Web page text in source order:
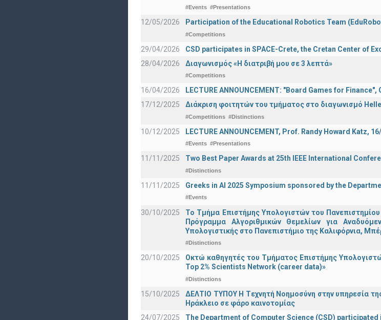
#Events #Presentations
12/05/2026 Participation of the Educational Robotics Team
#Competitions
29/04/2026
CSD participates in SPACE-Crete, the Cretan Center of
28/04/2026
Διαγωνισμός «Η διατριβή μου σε 3 λεπτά»
#Competitions
16/04/2026
LECTURE ANNOUNCEMENT: "Board Games for
17/12/2025
Διάκριση φοιτητών του τμήματος στο διαγωνισμό
#Competitions #Distinctions
10/12/2025 LECTURE ANNOUNCEMENT, Prof. Randy Howard Katz,
#Events #Presentations
11/11/2025 Two Best Paper Awards at 25th IEEE International
#Distinctions
11/11/2025 Greeks in AI 2025 Symposium sponsored by the
#Events
30/10/2025
Το Τμήμα Επιστήμης Υπολογιστών του
Πρόγραμμα Αλγοριθμικών Θεμελίων για
Υπολογιστικής στο Πανεπιστήμιο της Καλιφόρνια,
#Distinctions
20/10/2025
Οκτώ καθηγητές του Τμήματος Επιστήμης
Top 2% Scientists Network (career data)»
#Distinctions
15/10/2025
ΔΕΛΤΙΟ ΤΥΠΟΥ H Tεχνητή Νοημοσύνη στην υπηρεσία
Ηράκλειο σε φάρο καινοτομίας
24/07/2025
The Department of Computer Science (CSD)